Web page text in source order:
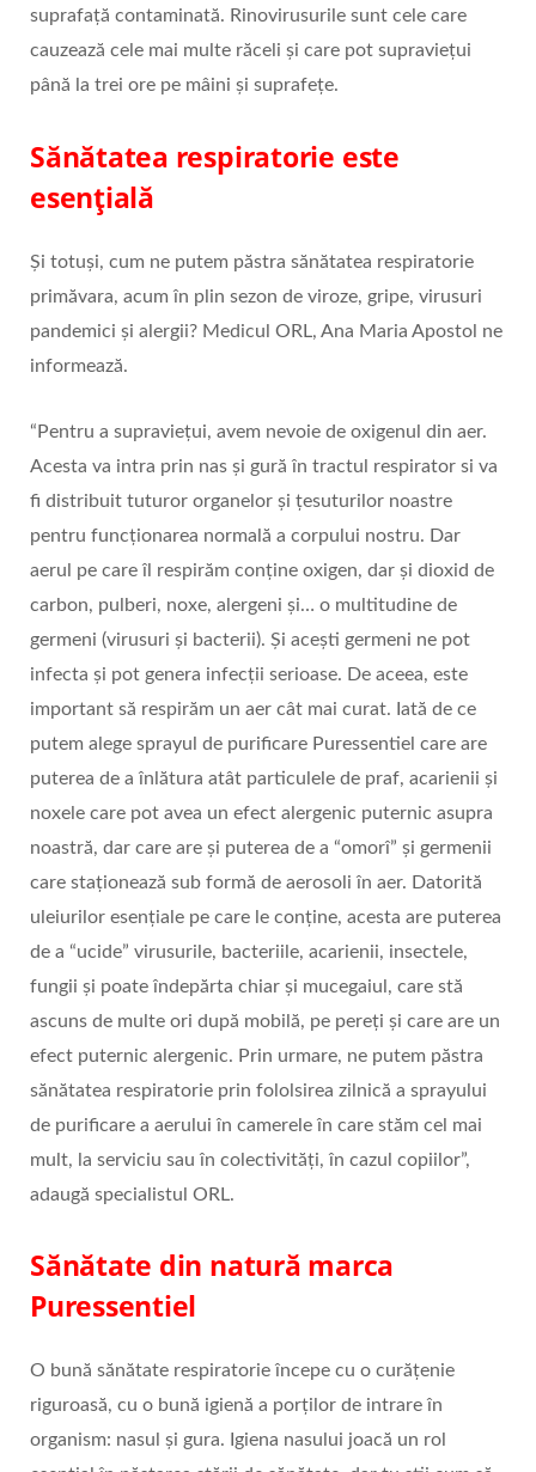
suprafață contaminată. Rinovirusurile sunt cele care
cauzează cele mai multe răceli și care pot supraviețui
până la trei ore pe mâini și suprafețe.
Sănătatea respiratorie este
esențială
Și totuși, cum ne putem păstra sănătatea respiratorie
primăvara, acum în plin sezon de viroze, gripe, virusuri
pandemici și alergii? Medicul ORL, Ana Maria Apostol ne
informează.
“Pentru a supraviețui, avem nevoie de oxigenul din aer.
Acesta va intra prin nas și gură în tractul respirator si va
fi distribuit tuturor organelor și țesuturilor noastre
pentru funcționarea normală a corpului nostru. Dar
aerul pe care îl respirăm conține oxigen, dar și dioxid de
carbon, pulberi, noxe, alergeni și… o multitudine de
germeni (virusuri și bacterii). Și acești germeni ne pot
infecta și pot genera infecții serioase. De aceea, este
important să respirăm un aer cât mai curat. Iată de ce
putem alege sprayul de purificare Puressentiel care are
puterea de a înlătura atât particulele de praf, acarienii și
noxele care pot avea un efect alergenic puternic asupra
noastră, dar care are și puterea de a “omorî” și germenii
care staționează sub formă de aerosoli în aer. Datorită
uleiurilor esențiale pe care le conține, acesta are puterea
de a “ucide” virusurile, bacteriile, acarienii, insectele,
fungii și poate îndepărta chiar și mucegaiul, care stă
ascuns de multe ori după mobilă, pe pereți și care are un
efect puternic alergenic. Prin urmare, ne putem păstra
sănătatea respiratorie prin fololsirea zilnică a sprayului
de purificare a aerului în camerele în care stăm cel mai
mult, la serviciu sau în colectivități, în cazul copiilor”,
adaugă specialistul ORL.
Sănătate din natură marca
Puressentiel
O bună sănătate respiratorie începe cu o curățenie
riguroasă, cu o bună igienă a porților de intrare în
organism: nasul și gura. Igiena nasului joacă un rol